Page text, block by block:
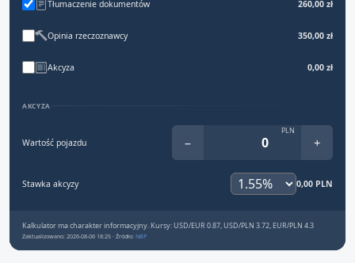
Tłumaczenie dokumentów 260,00 zł
Opinia rzeczoznawcy 350,00 zł
Akcyza 0,00 zł
AKCYZA
Wartość pojazdu −
PLN
+
Stawka akcyzy 0,00 PLN
Kalkulator ma charakter informacyjny. Kursy: USD/EUR 0.87, USD/PLN 3.72, EUR/PLN 4.3
Zaktualizowano: 2026-08-06 18:25 · Źródło: NBP